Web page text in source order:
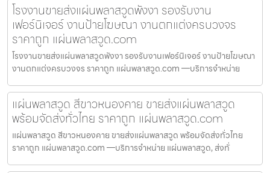
โรงงานขายส่งแผ่นพลาสวูดพังงา รองรับงาน
เฟอร์นิเจอร์ งานป้ายโฆษณา งานตกแต่งครบวงจร
ราคาถูก แผ่นพลาสวูด.com
โรงงานขายส่งแผ่นพลาสวูดพังงา รองรับงานเฟอร์นิเจอร์ งานป้ายโฆษณา
งานตกแต่งครบวงจร ราคาถูก แผ่นพลาสวูด.com —บริการจำหน่าย
แผ่นพลาสวูด สีขาวหนองคาย ขายส่งแผ่นพลาสวูด
พร้อมจัดส่งทั่วไทย ราคาถูก แผ่นพลาสวูด.com
แผ่นพลาสวูด สีขาวหนองคาย ขายส่งแผ่นพลาสวูด พร้อมจัดส่งทั่วไทย
ราคาถูก แผ่นพลาสวูด.com —บริการจำหน่าย แผ่นพลาสวูด, ส่งทั่